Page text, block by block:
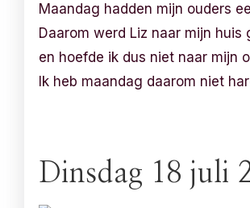
Maandag hadden mijn ouders
Daarom werd Liz naar mijn huis
en hoefde ik dus niet naar mijn
Ik heb maandag daarom niet
Dinsdag 18 juli